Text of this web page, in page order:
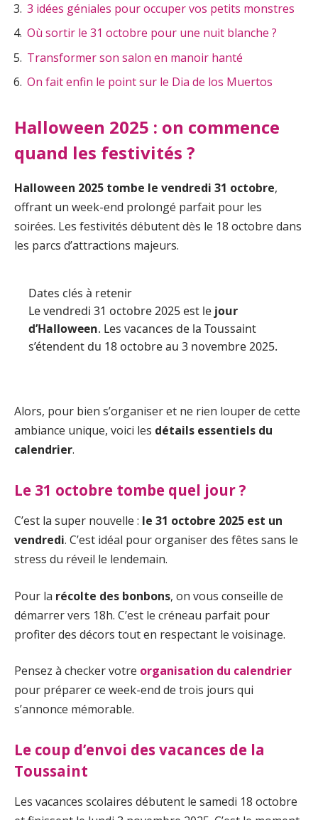
3 idées géniales pour occuper vos petits monstres
Où sortir le 31 octobre pour une nuit blanche ?
Transformer son salon en manoir hanté
On fait enfin le point sur le Dia de los Muertos
Halloween 2025 : on commence
quand les festivités ?
Halloween 2025 tombe le vendredi 31 octobre,
offrant un week-end prolongé parfait pour les
soirées. Les festivités débutent dès le 18 octobre dans
les parcs d’attractions majeurs.
Dates clés à retenir
Le vendredi 31 octobre 2025 est le jour
d’Halloween. Les vacances de la Toussaint
s’étendent du 18 octobre au 3 novembre 2025.
Alors, pour bien s’organiser et ne rien louper de cette
ambiance unique, voici les détails essentiels du
calendrier.
Le 31 octobre tombe quel jour ?
C’est la super nouvelle : le 31 octobre 2025 est un
vendredi. C’est idéal pour organiser des fêtes sans le
stress du réveil le lendemain.
Pour la récolte des bonbons, on vous conseille de
démarrer vers 18h. C’est le créneau parfait pour
profiter des décors tout en respectant le voisinage.
Pensez à checker votre organisation du calendrier
pour préparer ce week-end de trois jours qui
s’annonce mémorable.
Le coup d’envoi des vacances de la
Toussaint
Les vacances scolaires débutent le samedi 18 octobre